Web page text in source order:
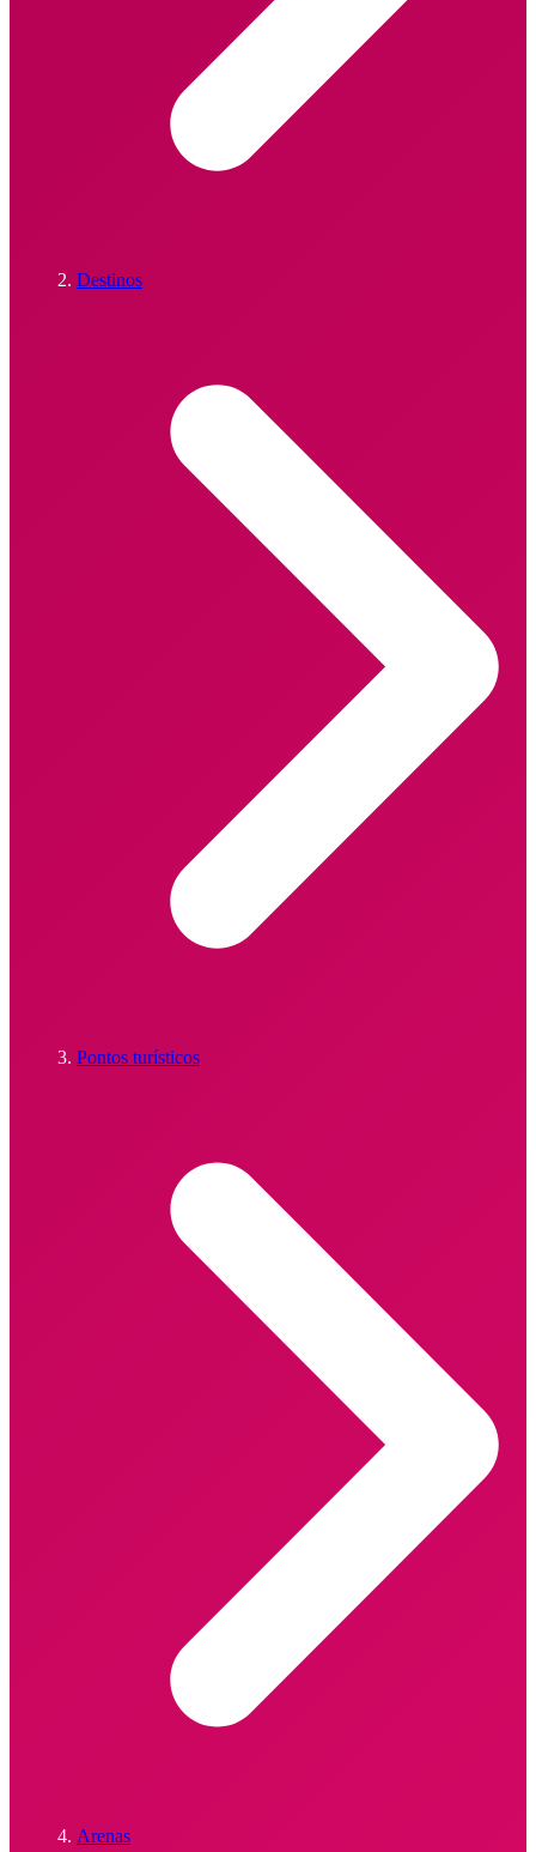
Destinos
Pontos turísticos
Arenas